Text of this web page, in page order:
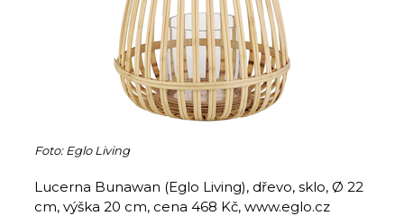
Foto: Eglo Living
Lucerna Bunawan (Eglo Living), dřevo, sklo, Ø 22
cm, výška 20 cm, cena 468 Kč, www.eglo.cz